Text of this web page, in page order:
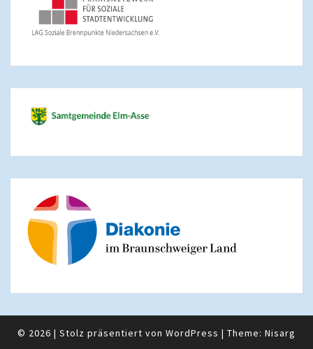
© 2026 | Stolz präsentiert von WordPress | Theme: Nisarg